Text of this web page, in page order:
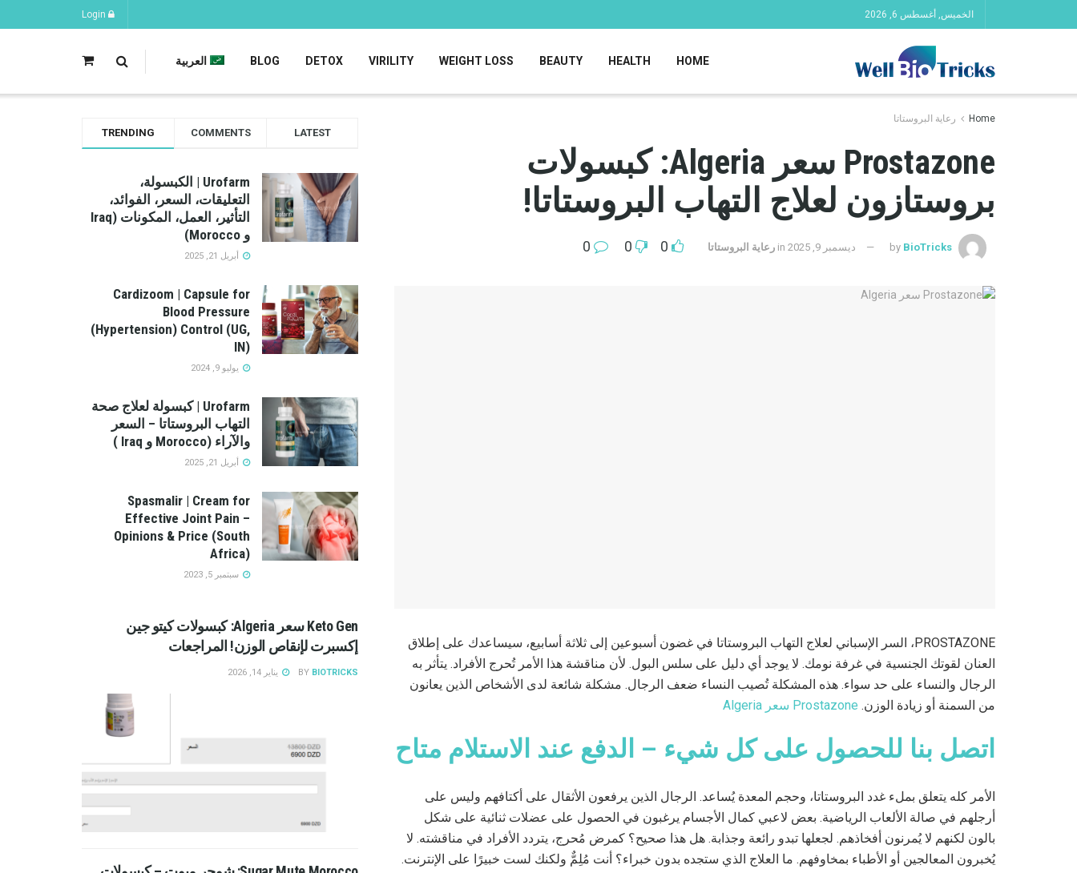
الخميس, أغسطس 6, 2026
HOME
HEALTH
BEAUTY
WEIGHT LOSS
VIRILITY
DETOX
BLOG العربية
Home رعاية البروستاتا
Prostazone سعر Algeria: كبسولات
بروستازون لعلاج التهاب البروستاتا!
by BioTricks ديسمبر 9, 2025 in رعاية البروستاتا 0
0
PROSTAZONE، السر الإسباني لعلاج التهاب البروستاتا في غضون أسبوعين إلى ثلاثة أسابيع، سيساعدك على إطلاق
العنان لقوتك الجنسية في غرفة نومك. لا يوجد أي دليل على سلس البول. لأن مناقشة هذا الأمر تُحرج الأفراد. يتأثر به
الرجال والنساء على حد سواء. هذه المشكلة تُصيب النساء ضعف الرجال. مشكلة شائعة لدى الأشخاص الذين يعانون
من السمنة أو زيادة الوزن. Prostazone سعر Algeria
اتصل بنا للحصول على كل شيء – الدفع عند الاستلام متاح
الأمر كله يتعلق بملء غدد البروستاتا، وحجم المعدة يُساعد. الرجال الذين يرفعون الأثقال على أكتافهم وليس على
أرجلهم في صالة الألعاب الرياضية. بعض لاعبي كمال الأجسام يرغبون في الحصول على عضلات ثنائية على شكل
بالون لكنهم لا يُمرنون أفخاذهم. لجعلها تبدو رائعة وجذابة. هل هذا صحيح؟ كمرض مُحرج، يتردد الأفراد في مناقشته. لا
يُخبرون المعالجين أو الأطباء بمخاوفهم. ما العلاج الذي ستجده بدون خبراء؟ أنت مُلِمٌّ ولكنك لست خبيرًا على الإنترنت.
TRENDING COMMENTS LATEST
Urofarm | الكبسولة،
التعليقات، السعر، الفوائد،
التأثير، العمل، المكونات (Iraq
و Morocco)
أبريل 21, 2025
Cardizoom | Capsule for
Blood Pressure
(Hypertension) Control (UG,
IN)
يوليو 9, 2024
Urofarm | كبسولة لعلاج صحة
التهاب البروستاتا – السعر
والآراء (Morocco و Iraq )
أبريل 21, 2025
Spasmalir | Cream for
Effective Joint Pain –
Opinions & Price (South
Africa)
سبتمبر 5, 2023
Keto Gen سعر Algeria: كبسولات كيتو جين
إكسبرت لإنقاص الوزن! المراجعات
BY BIOTRICKS يناير 14, 2026